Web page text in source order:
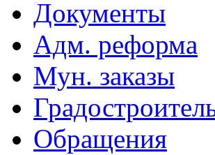
Документы
Адм. реформа
Мун. заказы
Обращения